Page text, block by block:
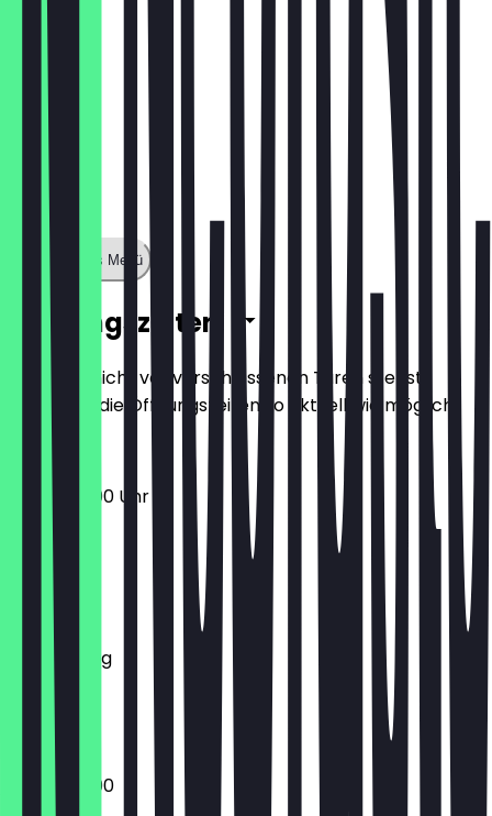
Zeige ganzes Menü
Öffnungszeiten
Damit du nicht vor verschlossenen Türen stehst,
halten wir die Öffnungszeiten so aktuell wie möglich.
06:30 - 19:00 Uhr
Montag
Dienstag
Mittwoch
Donnerstag
Freitag
Samstag
06:30 - 19:00